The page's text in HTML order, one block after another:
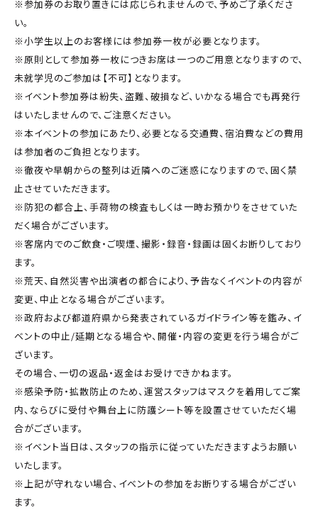
※参加券のお取り置きには応じられませんので、予めご了承くださ
い。
※小学生以上のお客様には参加券一枚が必要となります。
※原則として参加券一枚につきお席は一つのご用意となりますので、
未就学児のご参加は【不可】となります。
※イベント参加券は紛失、盗難、破損など、いかなる場合でも再発行
はいたしませんので、ご注意ください。
※本イベントの参加にあたり、必要となる交通費、宿泊費などの費用
は参加者のご負担となります。
※徹夜や早朝からの整列は近隣へのご迷惑になりますので、固く禁
止させていただきます。
※防犯の都合上、手荷物の検査もしくは一時お預かりをさせていた
だく場合がございます。
※客席内でのご飲食・ご喫煙、撮影・録音・録画は固くお断りしており
ます。
※荒天、自然災害や出演者の都合により、予告なくイベントの内容が
変更、中止となる場合がございます。
※政府および都道府県から発表されているガイドライン等を鑑み、イ
ベントの中止/延期となる場合や、開催・内容の変更を行う場合がご
ざいます。
その場合、一切の返品・返金はお受けできかねます。
※感染予防・拡散防止のため、運営スタッフはマスクを着用してご案
内、ならびに受付や舞台上に防護シート等を設置させていただく場
合がございます。
※イベント当日は、スタッフの指示に従っていただきますようお願い
いたします。
※上記が守れない場合、イベントの参加をお断りする場合がござい
ます。